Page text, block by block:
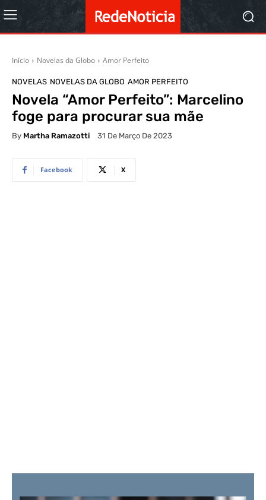
Início Novelas da Globo Amor Perfeito
NOVELAS NOVELAS DA GLOBO AMOR PERFEITO
Novela “Amor Perfeito”: Marcelino
foge para procurar sua mãe
By Martha Ramazotti 31 De Março De 2023
Facebook X